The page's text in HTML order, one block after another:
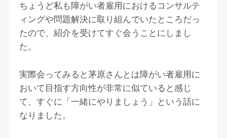
ちょうど私も障がい者雇用におけるコンサルテ
ィングや問題解決に取り組んでいたところだっ
たので、紹介を受けてすぐ会うことにしまし
た。
実際会ってみると茅原さんとは障がい者雇用に
おいて目指す方向性が非常に似ていると感じ
て、すぐに「一緒にやりましょう」という話に
なりました。